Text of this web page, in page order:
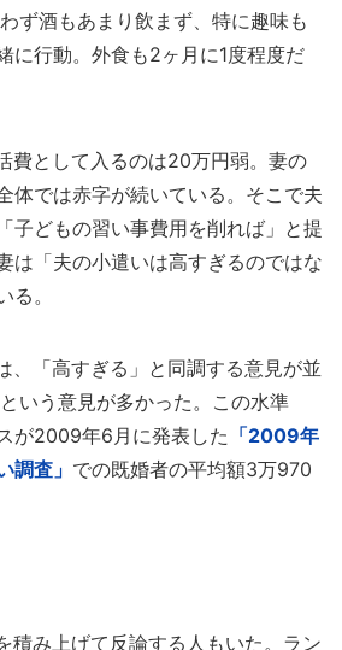
ず酒もあまり飲まず、特に趣味も
に行動。外食も2ヶ月に1度程度だ
費として入るのは20万円弱。妻の
体では赤字が続いている。そこで夫
子どもの習い事費用を削れば」と提
は「夫の小遣いは高すぎるのではな
る。
、「高すぎる」と同調する意見が並
いう意見が多かった。この水準
が2009年6月に発表した 「2009年
調査」 での既婚者の平均額3万970
積み上げて反論する人もいた。ラン